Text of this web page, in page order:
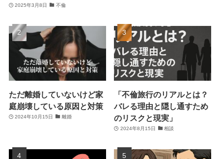
2025年3月8日 不倫
ただ離婚していないけど家
庭崩壊している原因と対策
2024年10月15日 離婚
「不倫旅行のリアルとは？
バレる理由と隠し通すため
のリスクと現実」
2024年8月15日 相談